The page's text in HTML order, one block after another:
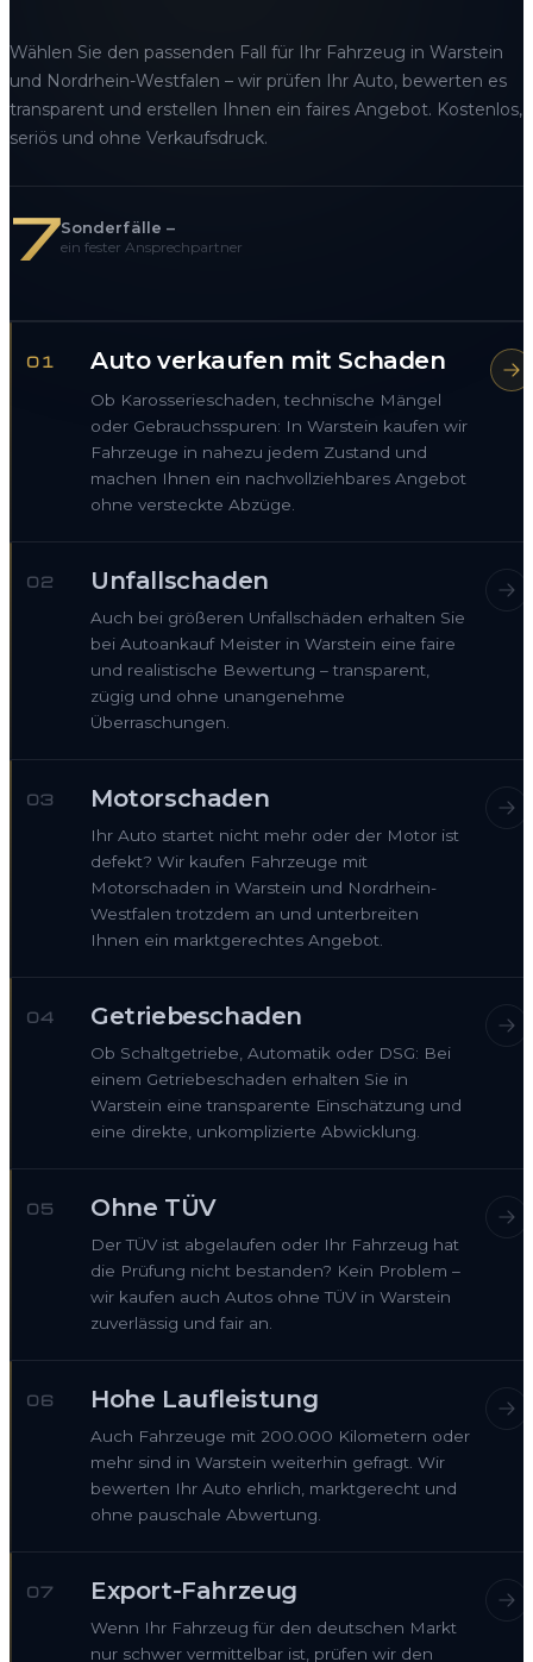
Wählen Sie den passenden Fall für Ihr Fahrzeug in Warstein
und Nordrhein-Westfalen – wir prüfen Ihr Auto, bewerten es
transparent und erstellen Ihnen ein faires Angebot. Kostenlos,
seriös und ohne Verkaufsdruck.
7Sonderfälle –
ein fester Ansprechpartner
01 Auto verkaufen mit Schaden
Ob Karosserieschaden, technische Mängel
oder Gebrauchsspuren: In Warstein kaufen wir
Fahrzeuge in nahezu jedem Zustand und
machen Ihnen ein nachvollziehbares Angebot
ohne versteckte Abzüge.
02 Unfallschaden
Auch bei größeren Unfallschäden erhalten Sie
bei Autoankauf Meister in Warstein eine faire
und realistische Bewertung – transparent,
zügig und ohne unangenehme
Überraschungen.
03 Motorschaden
Ihr Auto startet nicht mehr oder der Motor ist
defekt? Wir kaufen Fahrzeuge mit
Motorschaden in Warstein und Nordrhein-
Westfalen trotzdem an und unterbreiten
Ihnen ein marktgerechtes Angebot.
04 Getriebeschaden
Ob Schaltgetriebe, Automatik oder DSG: Bei
einem Getriebeschaden erhalten Sie in
Warstein eine transparente Einschätzung und
eine direkte, unkomplizierte Abwicklung.
05 Ohne TÜV
Der TÜV ist abgelaufen oder Ihr Fahrzeug hat
die Prüfung nicht bestanden? Kein Problem –
wir kaufen auch Autos ohne TÜV in Warstein
zuverlässig und fair an.
06 Hohe Laufleistung
Auch Fahrzeuge mit 200.000 Kilometern oder
mehr sind in Warstein weiterhin gefragt. Wir
bewerten Ihr Auto ehrlich, marktgerecht und
ohne pauschale Abwertung.
07 Export-Fahrzeug
Wenn Ihr Fahrzeug für den deutschen Markt
nur schwer vermittelbar ist, prüfen wir den